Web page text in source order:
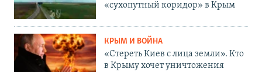
«сухопутный коридор» в Крым
КРЫМ И ВОЙНА
«Стереть Киев с лица земли». Кто
в Крыму хочет уничтожения